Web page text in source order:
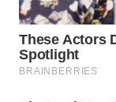
WN
SULUT
WN